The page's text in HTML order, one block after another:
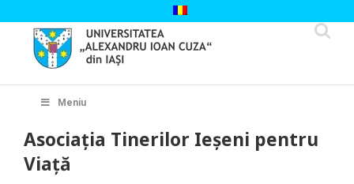
to
content
Meniu
Asociaţia Tinerilor Ieșeni pentru
Viaţă